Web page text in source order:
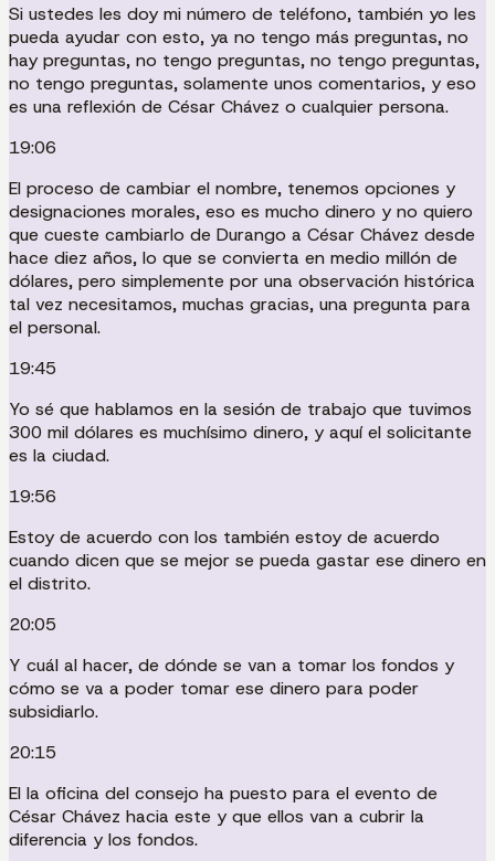
Si ustedes les doy mi número de teléfono, también yo les
pueda ayudar con esto, ya no tengo más preguntas, no
hay preguntas, no tengo preguntas, no tengo preguntas,
no tengo preguntas, solamente unos comentarios, y eso
es una reflexión de César Chávez o cualquier persona.
19:06
El proceso de cambiar el nombre, tenemos opciones y
designaciones morales, eso es mucho dinero y no quiero
que cueste cambiarlo de Durango a César Chávez desde
hace diez años, lo que se convierta en medio millón de
dólares, pero simplemente por una observación histórica
tal vez necesitamos, muchas gracias, una pregunta para
el personal.
19:45
Yo sé que hablamos en la sesión de trabajo que tuvimos
300 mil dólares es muchísimo dinero, y aquí el solicitante
es la ciudad.
19:56
Estoy de acuerdo con los también estoy de acuerdo
cuando dicen que se mejor se pueda gastar ese dinero en
el distrito.
20:05
Y cuál al hacer, de dónde se van a tomar los fondos y
cómo se va a poder tomar ese dinero para poder
subsidiarlo.
20:15
El la oficina del consejo ha puesto para el evento de
César Chávez hacia este y que ellos van a cubrir la
diferencia y los fondos.